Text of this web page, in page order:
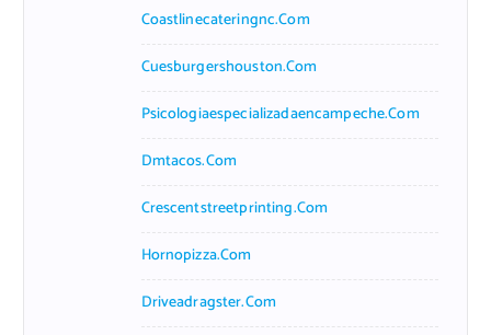
Coastlinecateringnc.com
Cuesburgershouston.com
Psicologiaespecializadaencampeche.com
Dmtacos.com
Crescentstreetprinting.com
Hornopizza.com
Driveadragster.com